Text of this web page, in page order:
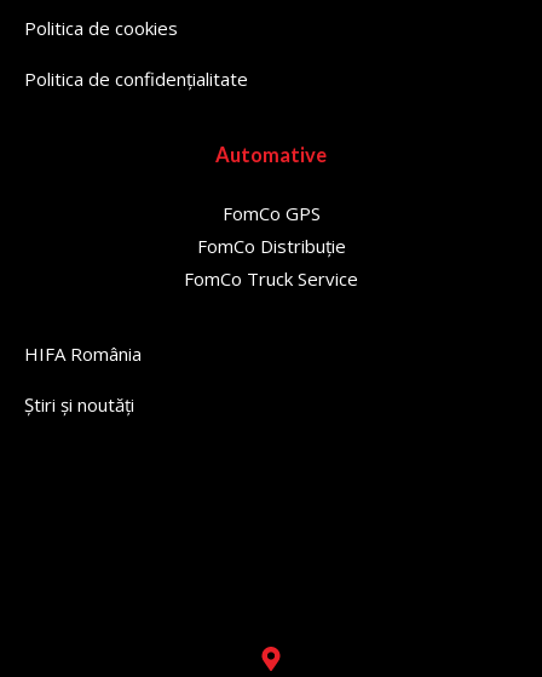
Politica de cookies
Politica de confidențialitate
Automative
FomCo GPS
FomCo Distribuție
FomCo Truck Service
HIFA România
Știri și noutăți